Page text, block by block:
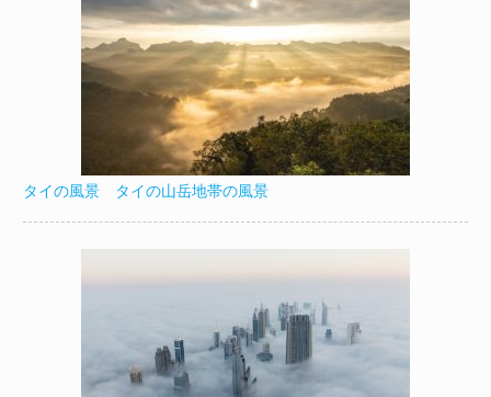
タイの風景 タイの山岳地帯の風景